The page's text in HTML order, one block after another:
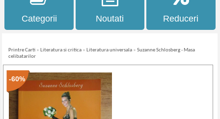
Categorii Noutati Reduceri
Printre Carti » Literatura si critica » Literatura universala »Suzanne Schlosberg - Masa
celibatarilor
-60%